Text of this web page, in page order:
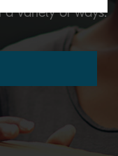
variety of ways.